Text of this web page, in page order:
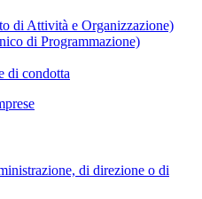
di Attività e Organizzazione)
di Programmazione)
di condotta
di direzione o di